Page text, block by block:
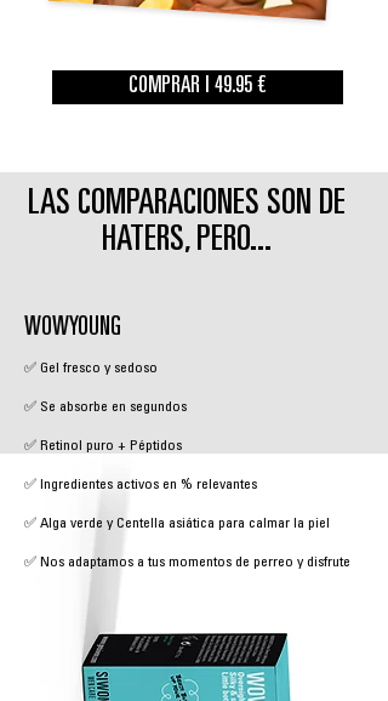
COMPRAR | 49.95 €
LAS COMPARACIONES SON DE
HATERS, PERO...
✅ Gel fresco y sedoso
✅ Se absorbe en segundos
✅ Retinol puro + Péptidos
✅ Ingredientes activos en % relevantes
✅ Alga verde y Centella asiática para calmar la piel
✅ Nos adaptamos a tus momentos de perreo y disfrute
WOWYOUNG